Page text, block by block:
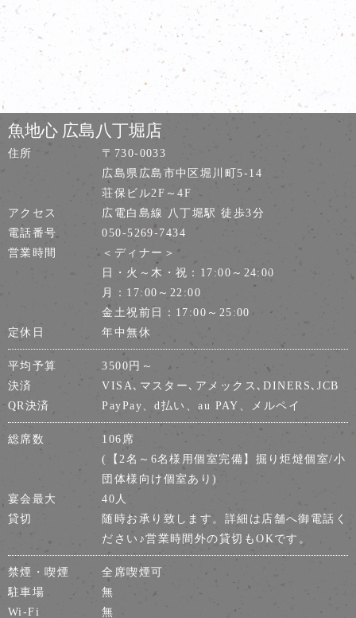
魚地心 広島八丁堀店
住所
〒730-0033
広島県広島市中区堀川町5-14
荘保ビル2F～4F
アクセス
広電白島線 八丁堀駅 徒歩3分
電話番号
050-5269-7434
営業時間
＜ディナー＞
日・火～木・祝：17:00～24:00
月：17:00～22:00
金土祝前日：17:00～25:00
定休日
年中無休
平均予算
3500円～
決済
VISA､マスター､アメックス､DINERS､JCB
QR決済
PayPay、d払い、au PAY、メルペイ
総席数
106席
(【2名～6名様用個室完備】掘り炬燵個室/小
団体様向け個室あり)
宴会最大
40人
貸切
随時お承り致します。詳細は店舗へ御電話く
ださい♪営業時間外の貸切もOKです。
禁煙・喫煙
全席喫煙可
駐車場
無
Wi-Fi
無